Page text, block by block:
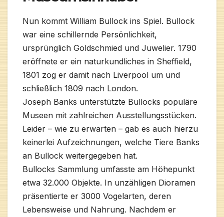
Nun kommt William Bullock ins Spiel. Bullock
war eine schillernde Persönlichkeit,
ursprünglich Goldschmied und Juwelier. 1790
eröffnete er ein naturkundliches in Sheffield,
1801 zog er damit nach Liverpool um und
schließlich 1809 nach London.
Joseph Banks unterstützte Bullocks populäre
Museen mit zahlreichen Ausstellungsstücken.
Leider – wie zu erwarten – gab es auch hierzu
keinerlei Aufzeichnungen, welche Tiere Banks
an Bullock weitergegeben hat.
Bullocks Sammlung umfasste am Höhepunkt
etwa 32.000 Objekte. In unzähligen Dioramen
präsentierte er 3000 Vogelarten, deren
Lebensweise und Nahrung. Nachdem er